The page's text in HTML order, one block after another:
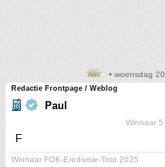
• woensdag
Redactie Frontpage / Weblog
Paul
Winnaar
F
Winnaar FOK-Eredivisie-Toto 2025